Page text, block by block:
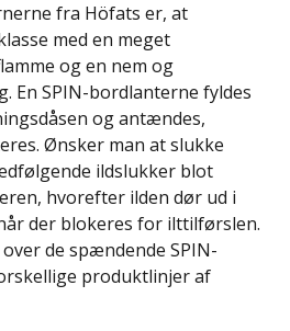
fra Höfats er, at
med en meget
og en nem og
En SPIN-bordlanterne fyldes
og antændes,
Ønsker man at slukke
ildslukker blot
hvorefter ilden dør ud i
der blokeres for ilttilførslen.
de spændende SPIN-
produktlinjer af